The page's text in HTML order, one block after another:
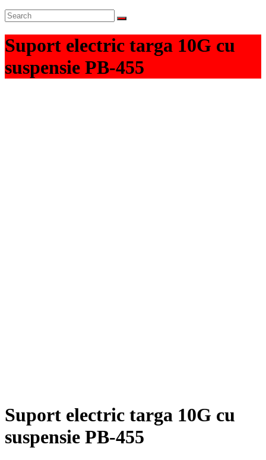
Suport electric targa 10G cu
suspensie PB-455
Suport electric targa 10G cu
suspensie PB-455